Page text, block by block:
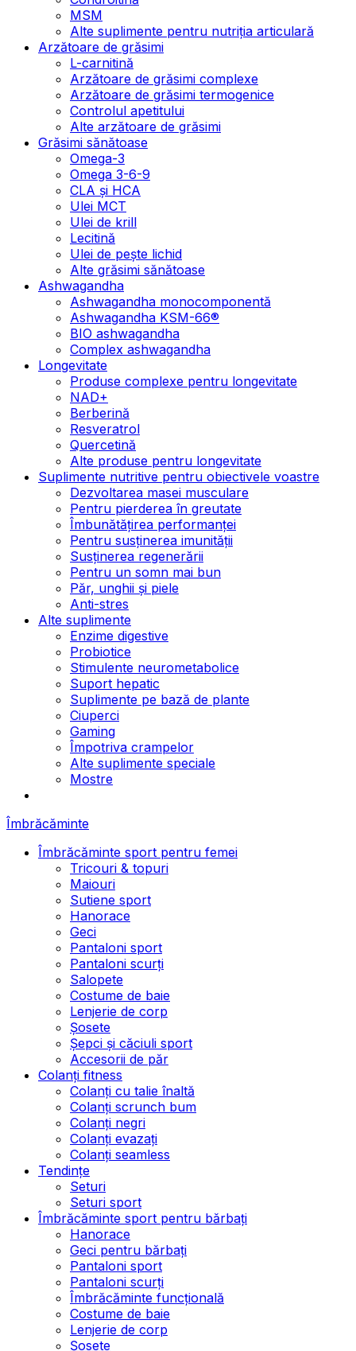
MSM
Alte suplimente pentru nutriția articulară
Arzătoare de grăsimi
L-carnitină
Arzătoare de grăsimi complexe
Arzătoare de grăsimi termogenice
Controlul apetitului
Alte arzătoare de grăsimi
Grăsimi sănătoase
Omega-3
Omega 3-6-9
CLA şi HCA
Ulei MCT
Ulei de krill
Lecitină
Ulei de pește lichid
Alte grăsimi sănătoase
Ashwagandha
Ashwagandha monocomponentă
Ashwagandha KSM-66®
BIO ashwagandha
Complex ashwagandha
Longevitate
Produse complexe pentru longevitate
NAD+
Berberină
Resveratrol
Quercetină
Alte produse pentru longevitate
Suplimente nutritive pentru obiectivele voastre
Dezvoltarea masei musculare
Pentru pierderea în greutate
Îmbunătățirea performanței
Pentru susținerea imunității
Susținerea regenerării
Pentru un somn mai bun
Păr, unghii și piele
Anti-stres
Alte suplimente
Enzime digestive
Probiotice
Stimulente neurometabolice
Suport hepatic
Suplimente pe bază de plante
Ciuperci
Gaming
Împotriva crampelor
Alte suplimente speciale
Mostre
Îmbrăcăminte
Îmbrăcăminte sport pentru femei
Tricouri & topuri
Maiouri
Sutiene sport
Hanorace
Geci
Pantaloni sport
Pantaloni scurți
Salopete
Costume de baie
Lenjerie de corp
Șosete
Șepci și căciuli sport
Accesorii de păr
Colanți fitness
Colanți cu talie înaltă
Colanți scrunch bum
Colanți negri
Colanți evazați
Colanți seamless
Tendințe
Seturi
Seturi sport
Îmbrăcăminte sport pentru bărbați
Hanorace
Geci pentru bărbați
Pantaloni sport
Pantaloni scurți
Îmbrăcăminte funcțională
Costume de baie
Lenjerie de corp
Șosete